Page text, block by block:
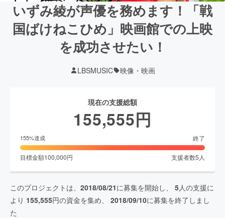
いずみ綾が声優を務めます！「戦
国ばけねこひめ」映画館での上映
を成功させたい！
LBSMUSIC 映像・映画
現在の支援総額
155,555円
155%達成 終了
目標金額100,000円 支援者数5 人
このプロジェクトは、 2018/08/21に募集を開始し、 5人の支援に
より 155,555円の資金を集め、 2018/09/10に募集を終了しまし
た